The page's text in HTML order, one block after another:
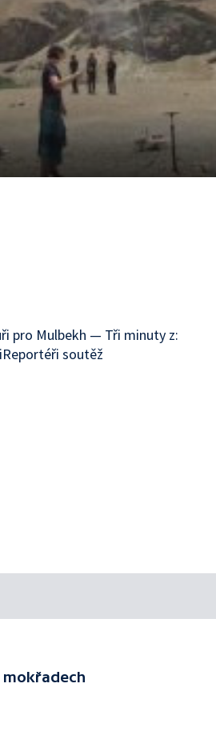
pro Mulbekh — Tři minuty z:
soutěž